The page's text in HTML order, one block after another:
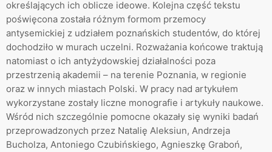
określających ich oblicze ideowe. Kolejna część tekstu
poświęcona została różnym formom przemocy
antysemickiej z udziałem poznańskich studentów, do której
dochodziło w murach uczelni. Rozważania końcowe traktują
natomiast o ich antyżydowskiej działalności poza
przestrzenią akademii – na terenie Poznania, w regionie
oraz w innych miastach Polski. W pracy nad artykułem
wykorzystane zostały liczne monografie i artykuły naukowe.
Wśród nich szczególnie pomocne okazały się wyniki badań
przeprowadzonych przez Natalię Aleksiun, Andrzeja
Bucholza, Antoniego Czubińskiego, Agnieszkę Graboń,